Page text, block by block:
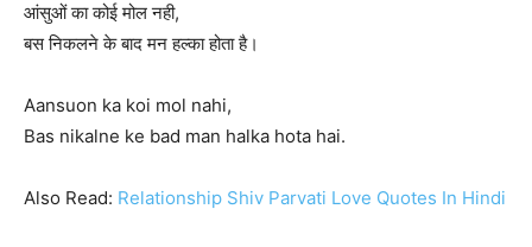
आंसुओं का कोई मोल नही,
बस निकलने के बाद मन हल्का होता है।
Aansuon ka koi mol nahi,
Bas nikalne ke bad man halka hota hai.
Also Read: Relationship Shiv Parvati Love Quotes In Hindi